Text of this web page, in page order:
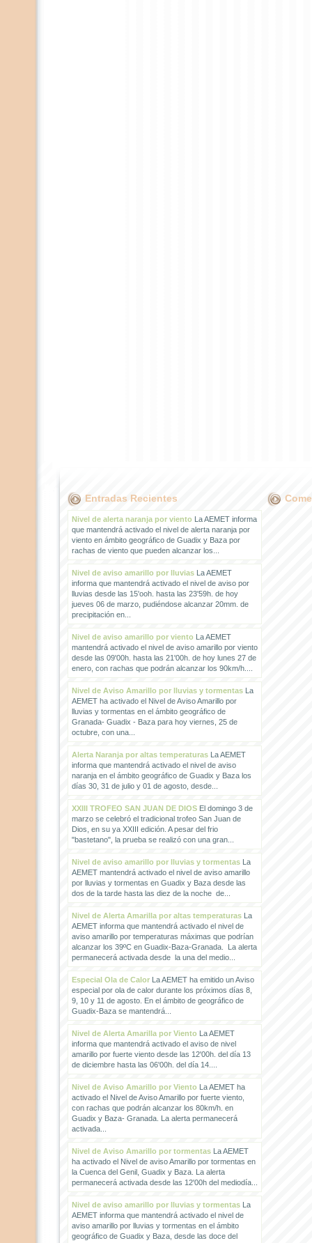
Entradas Recientes
Nivel de alerta naranja por vientoLa AEMET informa
que mantendrá activado el nivel de alerta naranja por
viento en ámbito geográfico de Guadix y Baza por
rachas de viento que pueden alcanzar los...
Nivel de aviso amarillo por lluviasLa AEMET
informa que mantendrá activado el nivel de aviso por
lluvias desde las 15'ooh. hasta las 23'59h. de hoy
jueves 06 de marzo, pudiéndose alcanzar 20mm. de
precipitación en...
Nivel de aviso amarillo por vientoLa AEMET
mantendrá activado el nivel de aviso amarillo por viento
desde las 09'00h. hasta las 21'00h. de hoy lunes 27 de
enero, con rachas que podrán alcanzar los 90km/h....
Nivel de Aviso Amarillo por lluvias y tormentasLa
AEMET ha activado el Nivel de Aviso Amarillo por
lluvias y tormentas en el ámbito geográfico de
Granada- Guadix - Baza para hoy viernes, 25 de
octubre, con una...
Alerta Naranja por altas temperaturasLa AEMET
informa que mantendrá activado el nivel de aviso
naranja en el ámbito geográfico de Guadix y Baza los
días 30, 31 de julio y 01 de agosto, desde...
XXIII TROFEO SAN JUAN DE DIOSEl domingo 3 de
marzo se celebró el tradicional trofeo San Juan de
Dios, en su ya XXIII edición. A pesar del frio
"bastetano", la prueba se realizó con una gran...
Nivel de aviso amarillo por lluvias y tormentasLa
AEMET mantendrá activado el nivel de aviso amarillo
por lluvias y tormentas en Guadix y Baza desde las
dos de la tarde hasta las diez de la noche de...
Nivel de Alerta Amarilla por altas temperaturasLa
AEMET informa que mantendrá activado el nivel de
aviso amarillo por temperaturas máximas que podrían
alcanzar los 39ºC en Guadix-Baza-Granada. La alerta
permanecerá activada desde la una del medio...
Especial Ola de CalorLa AEMET ha emitido un Aviso
especial por ola de calor durante los próximos días 8,
9, 10 y 11 de agosto. En el ámbito de geográfico de
Guadix-Baza se mantendrá...
Nivel de Alerta Amarilla por VientoLa AEMET
informa que mantendrá activado el aviso de nivel
amarillo por fuerte viento desde las 12'00h. del día 13
de diciembre hasta las 06'00h. del día 14....
Nivel de Aviso Amarillo por VientoLa AEMET ha
activado el Nivel de Aviso Amarillo por fuerte viento,
con rachas que podrán alcanzar los 80km/h. en
Guadix y Baza- Granada. La alerta permanecerá
activada...
Nivel de Aviso Amarillo por tormentasLa AEMET
ha activado el Nivel de aviso Amarillo por tormentas en
la Cuenca del Genil, Guadix y Baza. La alerta
permanecerá activada desde las 12'00h del mediodía...
Nivel de aviso amarillo por lluvias y tormentasLa
AEMET informa que mantendrá activado el nivel de
aviso amarillo por lluvias y tormentas en el ámbito
geográfico de Guadix y Baza, desde las doce del